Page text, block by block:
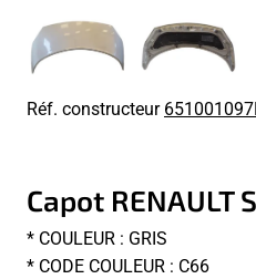
Réf. constructeur
Capot RENAULT
* COULEUR : GRIS
* CODE COULEUR : C66